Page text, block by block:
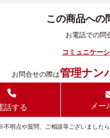
この商品への
お電話での問
コミュニケー
お問合せの際は管理ナン
話する メー
不明点や質問、ご相談等ございました